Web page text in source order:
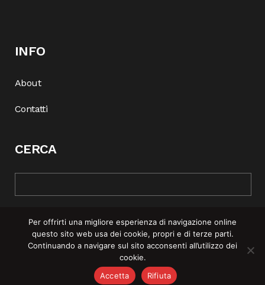
INFO
About
Contatti
CERCA
© COPYRIGHT 2025 | REBEL MAG —
POLICY
Per offrirti una migliore esperienza di navigazione online
questo sito web usa dei cookie, propri e di terze parti.
Continuando a navigare sul sito acconsenti all’utilizzo dei
cookie.
Accetta
Rifiuta